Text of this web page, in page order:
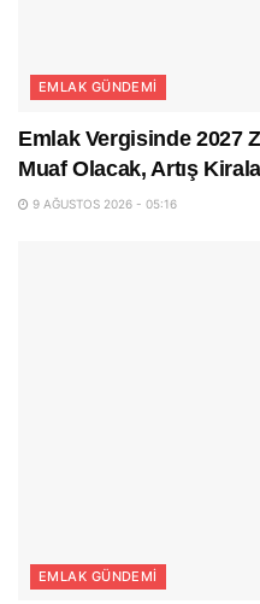
EMLAK GÜNDEMI
Emlak Vergisinde 2027
Muaf Olacak, Artış
9 AĞUSTOS 2026 - 05:16
EMLAK GÜNDEMI